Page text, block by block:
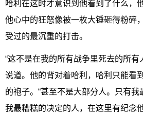
哈利在这时才意识到他看到了什么，
他心中的狂怒像被一枚大锤砸得粉碎
受过的最沉重的打击。
“这不是在我的所有战争里死去的所有
说道。他的背对着哈利，哈利只能看
的袍子。“甚至不是大部分人。只有
我最糟糕的决定的人，在这里有纪念